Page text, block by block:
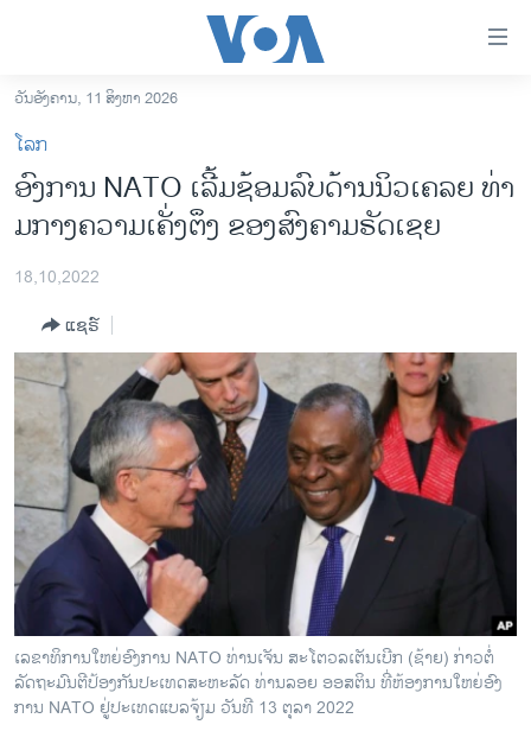
ເຂົ້າ
ຫາ
ຂ້າມ
ຂ້າມ
ຂ້າມ
ຫາ
ລາວ
ອາເມຣິກາ
ຂ່າວ​ຈີນ
ໂລກ
ເອເຊຍ
ອິດສະຫຼະພາບດ້ານການຂ່າວ
ຊີວິດຊາວລາວ
ຊຸມຊົນຊາວລາວ
ວິທະຍາສາດ-ເທັກໂນໂລຈີ
ທຸລະກິດ
ພາສາອັງກິດ
ວີດີໂອ
ສຽງ
ວັນອັງຄານ, 11 ສິງຫາ 2026
ໂລກ
ອົງ​ການ NATO ເລີ້ມ​ຊ້ອ​ມ​ລົບ​ດ້ານນິວ​ເຄ​ລຍ ທ່າ
ມ​ກາງ​ຄວາມ​ເຄັ່ງ​ຕຶງ ຂອງສົງ​ຄາມ​ຣັດ​ເຊຍ
18,10,2022
ແຊຣ໌
ເລ​ຂາ​ທິ​ການ​ໃຫຍ່​ອົງ​ການ NATO ທ່ານ​ເຈັນ​ ສະ​ໂຕວ​ລ​ເ​ຕັນ​ເບີກ (ຊ້າຍ) ກ່າ​ວ​ຕໍ່
ລັດ​ຖະ​ມົນ​ຕີ​ປ້ອງ​ກັນ​ປະ​ເທດ​ສະ​ຫະ​ລັດ ທ່ານ​ລອຍ ອອ​ສ​ຕິນ ທີ່​ຫ້ອງ​ການ​ໃຫຍ່​ອົງ​
ການ NATO ຢູ່ປະ​ເທດ​ແບ​ລຈ້ຽມ ວັນ​ທີ 13 ຕຸ​ລາ 2022